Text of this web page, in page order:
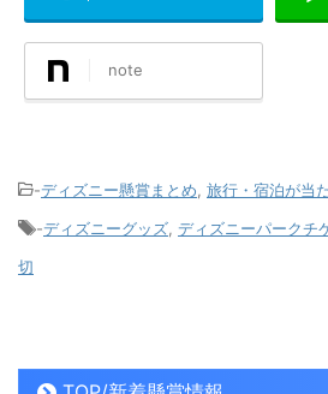
note
-ディズニー懸賞まとめ 旅行・宿泊が当
-ディズニーグッズ ディズニーパークチ
切